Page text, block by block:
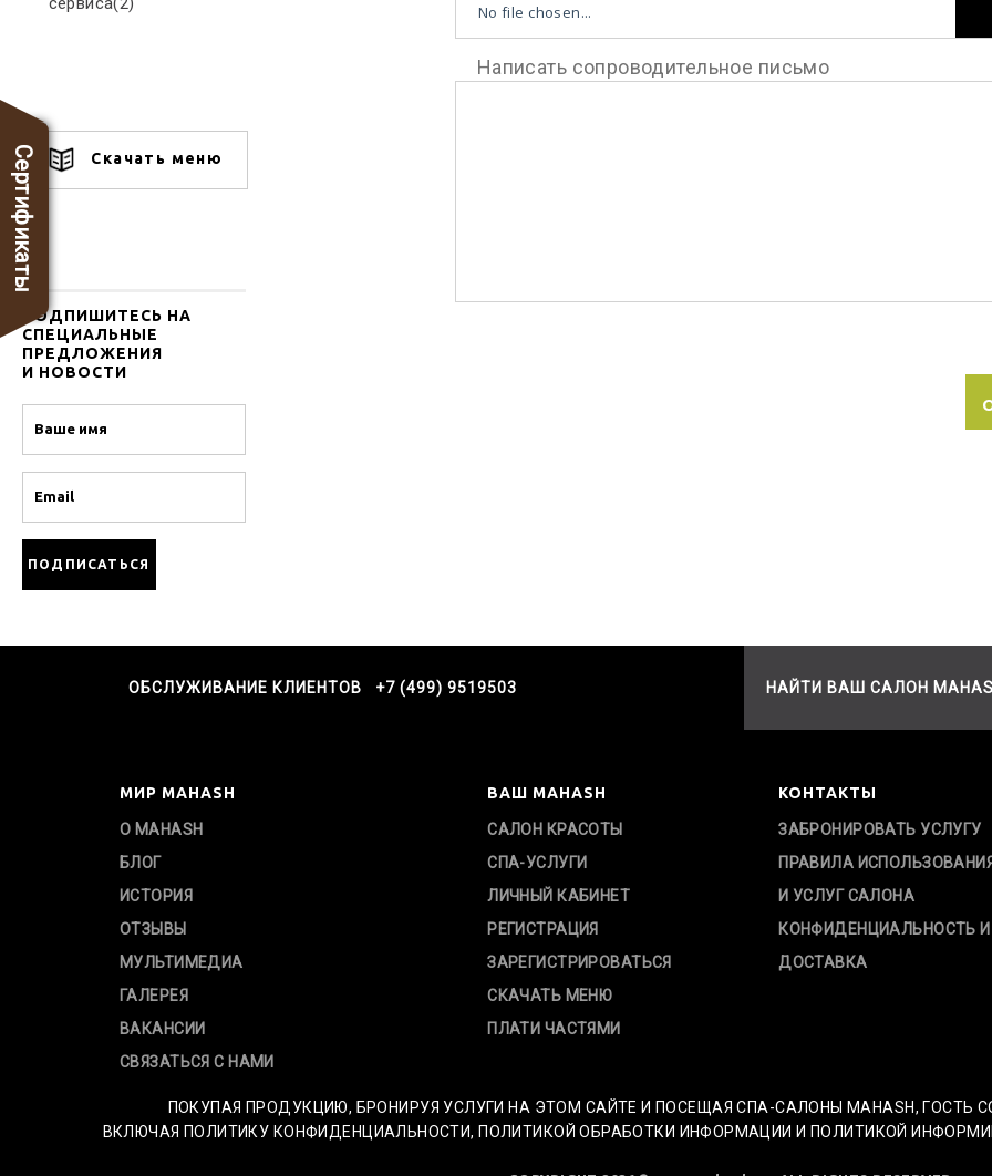
Скачать меню
ПОДПИШИТЕСЬ НА
СПЕЦИАЛЬНЫЕ
ПРЕДЛОЖЕНИЯ
И НОВОСТИ
No file chosen...
Написать сопроводительное письмо
Сертификаты
ОБСЛУЖИВАНИЕ КЛИЕНТОВ +7 (499) 9519503 НАЙТИ ВАШ САЛОН
МИР MAHASH
О MAHASH
БЛОГ
ИСТОРИЯ
ОТЗЫВЫ
МУЛЬТИМЕДИА
ГАЛЕРЕЯ
ВАКАНСИИ
СВЯЗАТЬСЯ С НАМИ
ВАШ MAHASH
САЛОН КРАСОТЫ
СПА-УСЛУГИ
ЛИЧНЫЙ КАБИНЕТ
РЕГИСТРАЦИЯ
ЗАРЕГИСТРИРОВАТЬСЯ
СКАЧАТЬ МЕНЮ
ПЛАТИ ЧАСТЯМИ
КОНТАКТЫ
ЗАБРОНИРОВАТЬ УСЛУГУ
ПРАВИЛА
И УСЛУГ САЛОНА
КОНФИДЕНЦИАЛЬНОСТЬ
ДОСТАВКА
ПОКУПАЯ ПРОДУКЦИЮ, БРОНИРУЯ УСЛУГИ НА ЭТОМ САЙТЕ И ПОСЕЩАЯ СПА-САЛОНЫ MAHASH, ГОСТЬ
ВКЛЮЧАЯ ПОЛИТИКУ КОНФИДЕНЦИАЛЬНОСТИ, ПОЛИТИКОЙ ОБРАБОТКИ ИНФОРМАЦИИ И ПОЛИТИКОЙ